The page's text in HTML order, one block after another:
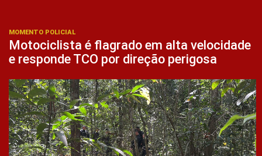
MOMENTO POLICIAL
Motociclista é flagrado em alta velocidade
e responde TCO por direção perigosa